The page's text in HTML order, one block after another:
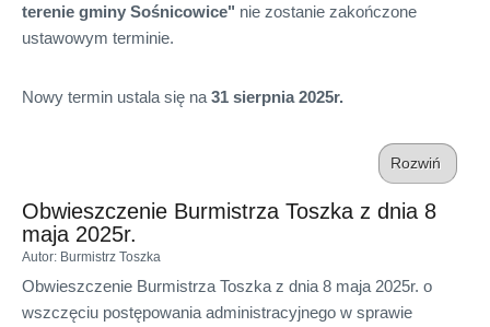
terenie gminy Sośnicowice" nie zostanie zakończone
ustawowym terminie.
Nowy termin ustala się na 31 sierpnia 2025r.
Rozwiń
Obwieszczenie Burmistrza Toszka z dnia 8
maja 2025r.
Autor: Burmistrz Toszka
Obwieszczenie Burmistrza Toszka z dnia 8 maja 2025r. o
wszczęciu postępowania administracyjnego w sprawie